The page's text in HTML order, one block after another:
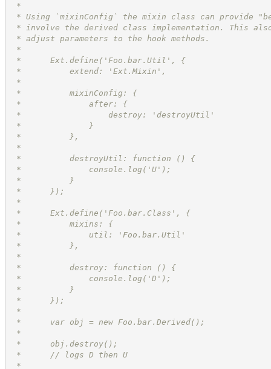
*
* Using `mixinConfig` the mixin class can provide
* involve the derived class implementation. This
* adjust parameters to the hook methods.
*
*      Ext.define('Foo.bar.Util', {
*          extend: 'Ext.Mixin',
*
*          mixinConfig: {
*              after: {
*                  destroy: 'destroyUtil'
*              }
*          },
*
*          destroyUtil: function () {
*              console.log('U');
*          }
*      });
*
*      Ext.define('Foo.bar.Class', {
*          mixins: {
*              util: 'Foo.bar.Util'
*          },
*
*          destroy: function () {
*              console.log('D');
*          }
*      });
*
*      var obj = new Foo.bar.Derived();
*
*      obj.destroy();
*      // logs D then U
*